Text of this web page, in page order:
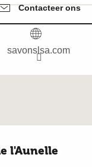
Contacteer ons
savonslsa.com
l'Aunelle